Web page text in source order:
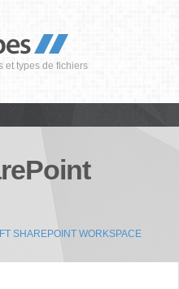
et types de fichiers
SHAREPOINT WORKSPACE